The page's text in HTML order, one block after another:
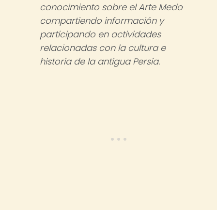
conocimiento sobre el Arte Medo
compartiendo información y
participando en actividades
relacionadas con la cultura e
historia de la antigua Persia.